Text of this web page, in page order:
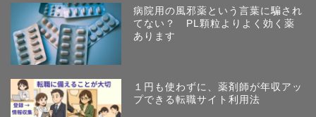
病院用の風邪薬という言葉に騙され
てない？ PL顆粒よりよく効く薬
あります
１円も使わずに、薬剤師が年収アッ
プできる転職サイト利用法